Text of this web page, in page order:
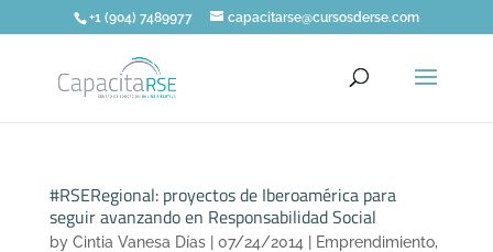
+1 (904) 7489977 capacitarse@cursosderse.com
#RSERegional: proyectos de Iberoamérica para
seguir avanzando en Responsabilidad Social
by Cintia Vanesa Días| 07/24/2014 Emprendimiento,